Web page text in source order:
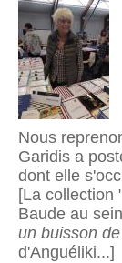
Nous
Garidis a
dont elle
[La collection
Baude au
un buisson
d'Anguéliki...]